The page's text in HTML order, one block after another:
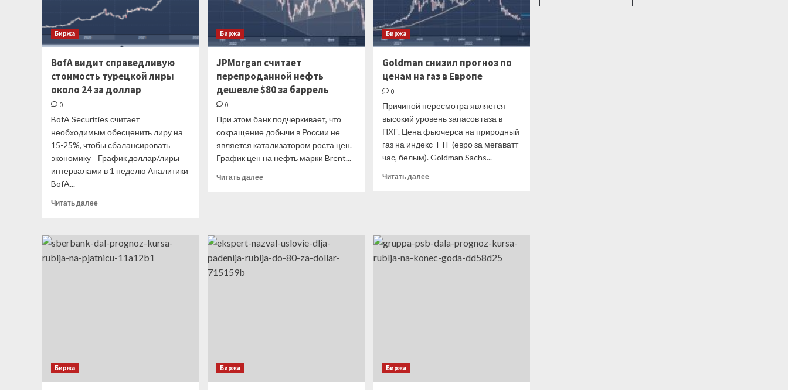
Биржа
BofA видит справедливую
стоимость турецкой лиры
около 24 за доллар
0
BofA Securities считает
необходимым обесценить лиру на
15-25%, чтобы сбалансировать
экономику График доллар/лиры
интервалами в 1 неделю Аналитики
BofA...
Читать далееПрочитать
видит
справедливую
Биржа
JPMorgan считает
перепроданной нефть
дешевле $80 за баррель
0
При этом банк подчеркивает, что
сокращение добычи в России не
является катализатором роста цен.
График цен на нефть марки Brent...
Читать далееПрочитать
нефть
дешевле
$80
Биржа
Goldman снизил прогноз по
ценам на газ в Европе
0
Причиной пересмотра является
высокий уровень запасов газа в
ПХГ. Цена фьючерса на природный
газ на индекс TTF (евро за мегаватт-
час, белым). Goldman Sachs...
Читать далееПрочитать
по
на
Биржа Биржа Биржа